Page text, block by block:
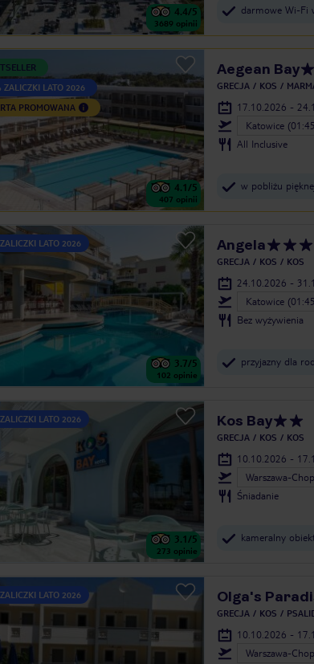
4.4/5
3689 opinii
darmowe Wi-Fi
ZALICZKI LATO 2026
PROMOWANA
4.1/5
407 opinii
Aegean Bay
GRECJA KOS
17.10.2026 -
Katowice
All Inclusive
w pobliżu
LATO 2026
3.7/5
102 opinie
Angela
GRECJA KOS KOS
24.10.2026 -
Katowice
Bez wyżywienia
przyjazny dla
LATO 2026
3.1/5
273 opinie
Kos Bay
GRECJA KOS KOS
10.10.2026 -
Warszawa-
Śniadanie
kameralny
LATO 2026 Olga's
GRECJA KOS
10.10.2026 -
Warszawa-